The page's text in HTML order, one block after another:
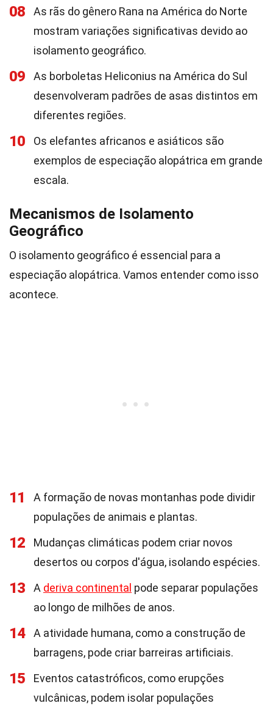
08
As rãs do gênero Rana na América do Norte
mostram variações significativas devido ao
isolamento geográfico.
09
As borboletas Heliconius na América do Sul
desenvolveram padrões de asas distintos em
diferentes regiões.
10
Os elefantes africanos e asiáticos são
exemplos de especiação alopátrica em grande
escala.
Mecanismos de Isolamento
Geográfico
O isolamento geográfico é essencial para a
especiação alopátrica. Vamos entender como isso
acontece.
11
A formação de novas montanhas pode dividir
populações de animais e plantas.
12
Mudanças climáticas podem criar novos
desertos ou corpos d'água, isolando espécies.
13 A deriva continental pode separar populações
ao longo de milhões de anos.
14
A atividade humana, como a construção de
barragens, pode criar barreiras artificiais.
15
Eventos catastróficos, como erupções
vulcânicas, podem isolar populações